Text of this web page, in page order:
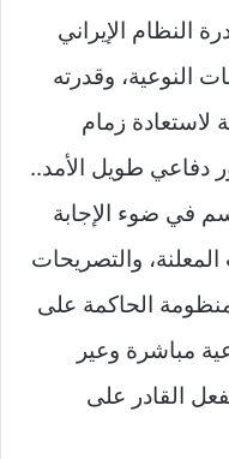
النظام الإيراني
النوعية، وقدرته
لاستعادة زمام
دفاعي طويل الأمد..
في ضوء الإجابة
المعلنة، والتصريحات
الحاكمة على
مباشرة وعير
القادر على